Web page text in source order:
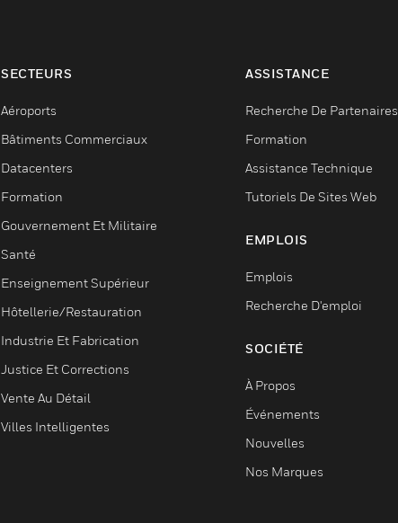
SECTEURS
Aéroports
Bâtiments Commerciaux
Datacenters
Formation
Gouvernement Et Militaire
Santé
Enseignement Supérieur
Hôtellerie/Restauration
Industrie Et Fabrication
Justice Et Corrections
Vente Au Détail
Villes Intelligentes
ASSISTANCE
Recherche De Partenaires
Formation
Assistance Technique
Tutoriels De Sites Web
EMPLOIS
Emplois
Recherche D'emploi
SOCIÉTÉ
À Propos
Événements
Nouvelles
Nos Marques